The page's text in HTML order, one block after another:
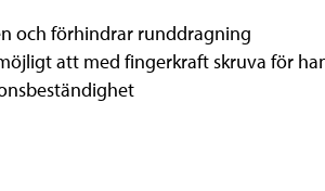
och förhindrar runddragning
att med fingerkraft skruva för